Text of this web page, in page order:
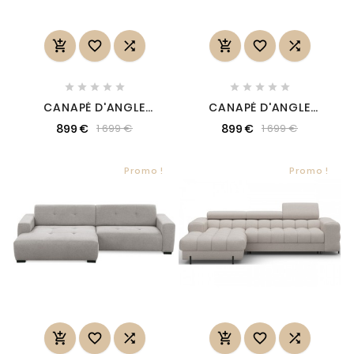
  
    
CANAPÉ D'ANGLE
- EN VELOURS LUXE
899 € 1 699 €
  
    
CANAPÉ D'ANGLE
EN VELOURS LUXE GRIS
899 € 1 699 €
Promo !
  
Promo !
  